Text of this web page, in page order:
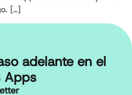
[…]
adelante en el
Apps